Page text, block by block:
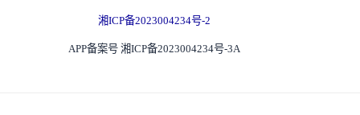
湘ICP备2023004234号-2
APP备案号 湘ICP备2023004234号-3A